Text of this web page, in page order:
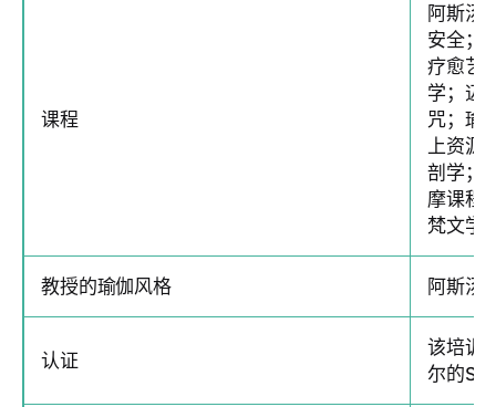
课程
阿斯汤
安全；
疗愈艺
学；迈
咒；瑜
上资源
剖学；
摩课程
梵文学
教授的瑜伽风格 阿斯汤
认证
该培训
尔的